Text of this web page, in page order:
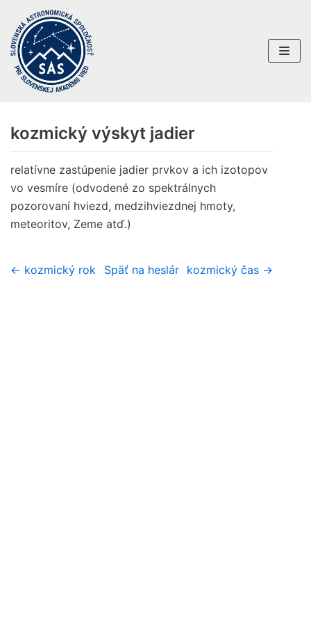
Preskočiť
na
obsah
kozmický výskyt jadier
relatívne zastúpenie jadier prvkov a ich izotopov
vo vesmíre (odvodené zo spektrálnych
pozorovaní hviezd, medzihviezdnej hmoty,
meteoritov, Zeme atď.)
← kozmický rok Späť na heslár kozmický čas →